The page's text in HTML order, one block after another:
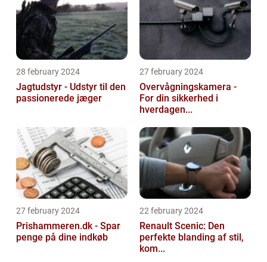
28 february 2024
Jagtudstyr - Udstyr til den
passionerede jæger
27 february 2024
Overvågningskamera -
For din sikkerhed i
hverdagen...
27 february 2024
Prishammeren.dk - Spar
penge på dine indkøb
22 february 2024
Renault Scenic: Den
perfekte blanding af stil,
kom...